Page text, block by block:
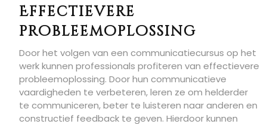
Effectievere
probleemoplossing
Door het volgen van een communicatiecursus op het
werk kunnen professionals profiteren van effectievere
probleemoplossing. Door hun communicatieve
vaardigheden te verbeteren, leren ze om helderder
te communiceren, beter te luisteren naar anderen en
constructief feedback te geven. Hierdoor kunnen